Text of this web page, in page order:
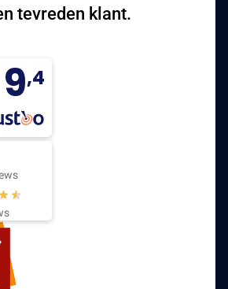
tevreden klant.
9,4